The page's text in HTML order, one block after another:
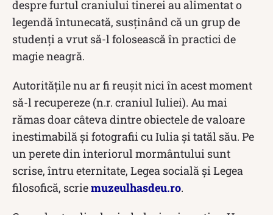
despre furtul craniului tinerei au alimentat o
legendă întunecată, susținând că un grup de
studenți a vrut să-l folosească în practici de
magie neagră.
Autoritățile nu ar fi reușit nici în acest moment
să-l recupereze (n.r. craniul Iuliei). Au mai
rămas doar câteva dintre obiectele de valoare
inestimabilă și fotografii cu Iulia și tatăl său. Pe
un perete din interiorul mormântului sunt
scrise, întru eternitate, Legea socială și Legea
filosofică, scriemuzeulhasdeu.ro.